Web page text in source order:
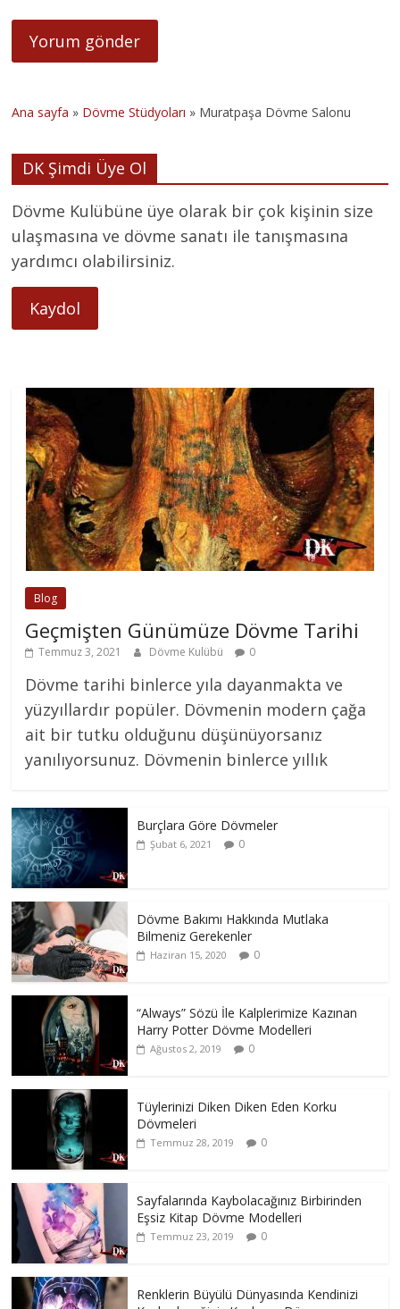
Ana sayfa » Dövme Stüdyoları » Muratpaşa Dövme Salonu
DK Şimdi Üye Ol
Dövme Kulübüne üye olarak bir çok kişinin size
ulaşmasına ve dövme sanatı ile tanışmasına
yardımcı olabilirsiniz.
Kaydol
Blog
Geçmişten Günümüze Dövme Tarihi
Temmuz 3, 2021 Dövme Kulübü 0
Dövme tarihi binlerce yıla dayanmakta ve
yüzyıllardır popüler. Dövmenin modern çağa
ait bir tutku olduğunu düşünüyorsanız
yanılıyorsunuz. Dövmenin binlerce yıllık
Burçlara Göre Dövmeler
Şubat 6, 2021 0
Dövme Bakımı Hakkında Mutlaka
Bilmeniz Gerekenler
Haziran 15, 2020 0
“Always” Sözü İle Kalplerimize Kazınan
Harry Potter Dövme Modelleri
Ağustos 2, 2019 0
Tüylerinizi Diken Diken Eden Korku
Dövmeleri
Temmuz 28, 2019 0
Sayfalarında Kaybolacağınız Birbirinden
Eşsiz Kitap Dövme Modelleri
Temmuz 23, 2019 0
Renklerin Büyülü Dünyasında Kendinizi